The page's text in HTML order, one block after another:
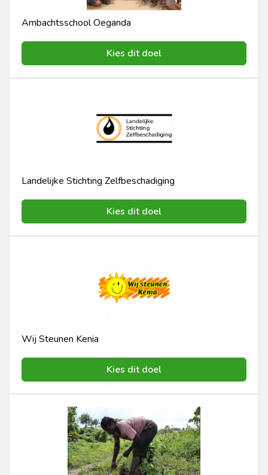
Ambachtsschool Oeganda
Kies dit doel
Landelijke Stichting Zelfbeschadiging
Kies dit doel
Wij Steunen Kenia
Kies dit doel